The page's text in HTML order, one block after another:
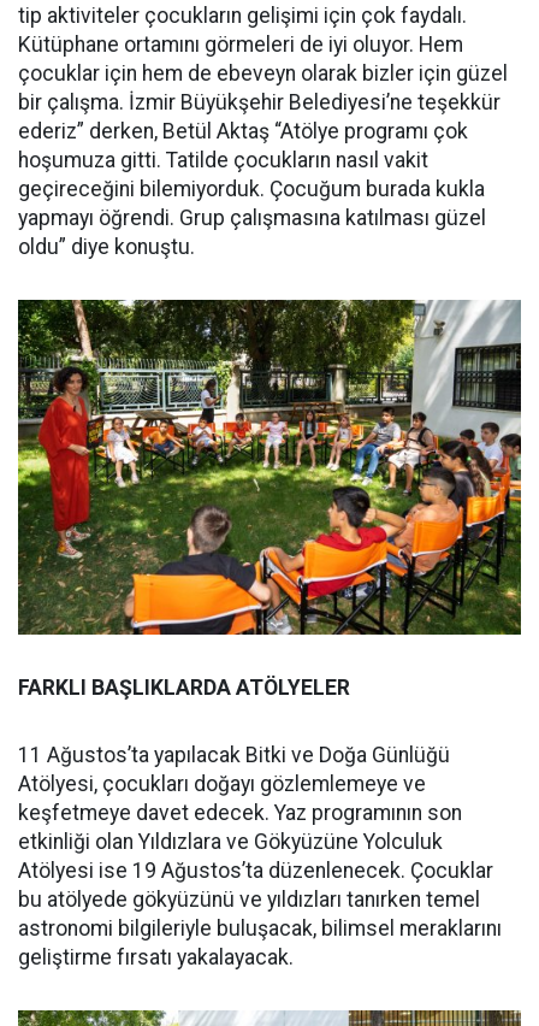
tip aktiviteler çocukların gelişimi için çok faydalı.
Kütüphane ortamını görmeleri de iyi oluyor. Hem
çocuklar için hem de ebeveyn olarak bizler için güzel
bir çalışma. İzmir Büyükşehir Belediyesi’ne teşekkür
ederiz” derken, Betül Aktaş “Atölye programı çok
hoşumuza gitti. Tatilde çocukların nasıl vakit
geçireceğini bilemiyorduk. Çocuğum burada kukla
yapmayı öğrendi. Grup çalışmasına katılması güzel
oldu” diye konuştu.
FARKLI BAŞLIKLARDA ATÖLYELER
11 Ağustos’ta yapılacak Bitki ve Doğa Günlüğü
Atölyesi, çocukları doğayı gözlemlemeye ve
keşfetmeye davet edecek. Yaz programının son
etkinliği olan Yıldızlara ve Gökyüzüne Yolculuk
Atölyesi ise 19 Ağustos’ta düzenlenecek. Çocuklar
bu atölyede gökyüzünü ve yıldızları tanırken temel
astronomi bilgileriyle buluşacak, bilimsel meraklarını
geliştirme fırsatı yakalayacak.